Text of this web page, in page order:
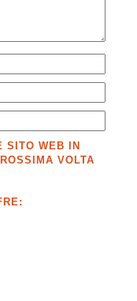
SITO WEB IN
VOLTA